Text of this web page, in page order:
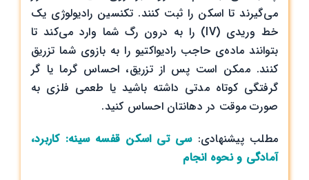
می‌گیرند تا اسکن را ثبت کنند. تکنسین رادیولوژی یک
خط وریدی (IV) را به درون رگ شما وارد می‌کند تا
بتوانند ماده‌ی حاجب رادیواکتیو را به بازوی شما تزریق
کنند. ممکن است پس از تزریق، احساس گرما یا گر
گرفتگی کوتاه مدتی داشته باشید یا طعمی فلزی به
صورت موقت در دهانتان احساس کنید.
مطلب پیشنهادی:سی تی اسکن قفسه سینه: کاربرد،
آمادگی و نحوه انجام